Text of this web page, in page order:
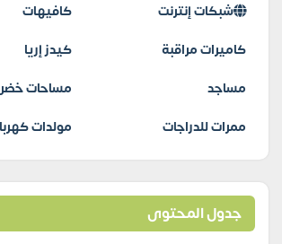
شبكات إنترنت
كافيهات
كاميرات مراقبة
كيدز إريا
مساجد
مساحات
ممرات للدراجات
مولدات
جدول المحتوى